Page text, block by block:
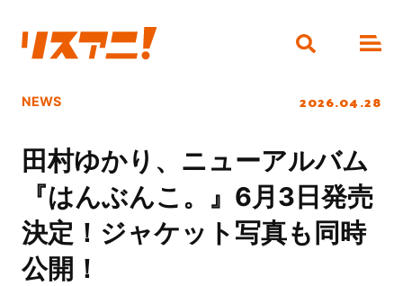
NEWS 2026.04.28
田村ゆかり、ニューアルバム
『はんぶんこ。』6月3日発売
決定！ジャケット写真も同時
公開！